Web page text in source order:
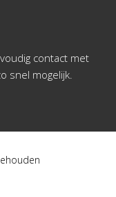
contact met
snel mogelijk.